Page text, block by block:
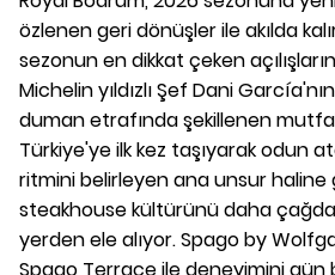
özlenen geri dönüşler ile akılda
sezonun en dikkat çeken
Michelin yıldızlı Şef Dani
duman etrafında şekillenen mutfak
Türkiye'ye ilk kez taşıyarak odun
ritmini belirleyen ana unsur
steakhouse kültürünü daha
yerden ele alıyor. Spago by
Spago Terrace ile deneyimini gün